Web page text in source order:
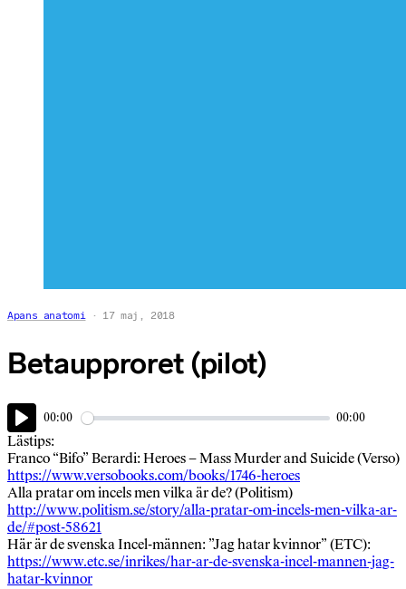
Apans anatomi 17 maj, 2018
Betaupproret (pilot)
Play
00:00 00:00
Lästips:
Franco “Bifo” Berardi: Heroes – Mass Murder and Suicide (Verso)
https://www.versobooks.com/books/1746-heroes
Alla pratar om incels men vilka är de? (Politism)
http://www.politism.se/story/alla-pratar-om-incels-men-vilka-ar-
de/#post-58621
Här är de svenska Incel-männen: ”Jag hatar kvinnor” (ETC):
https://www.etc.se/inrikes/har-ar-de-svenska-incel-mannen-jag-
hatar-kvinnor